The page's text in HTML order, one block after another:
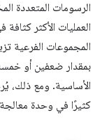
الرسومات المتعددة
العمليات الأكثر كثافة
المجموعات الفرعية
بمقدار ضعفين أو
الأساسية. ومع ذلك،
كثيرًا في وحدة